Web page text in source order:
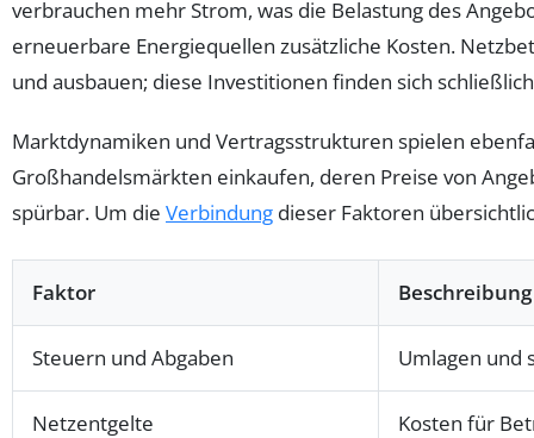
verbrauchen mehr Strom, was die Belastung des
erneuerbare Energiequellen zusätzliche Kosten.
und ausbauen; diese Investitionen finden sich
Marktdynamiken und Vertragsstrukturen spielen
Großhandelsmärkten einkaufen, deren Preise von
spürbar. Um die Verbindung dieser Faktoren
Faktor Beschreibung
Steuern und Abgaben Umlagen und
Netzentgelte Kosten für